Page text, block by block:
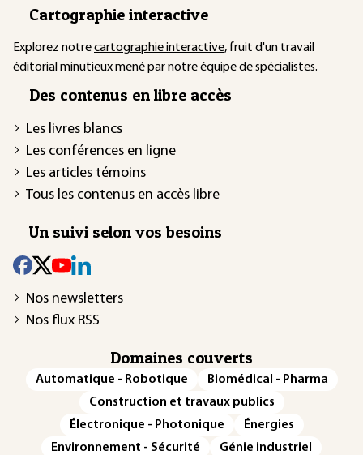
Cartographie interactive
Explorez notrecartographie interactive, fruit d'un travail
éditorial minutieux mené par notre équipe de spécialistes.
Des contenus en libre accès
Les livres blancs
Les conférences en ligne
Les articles témoins
Tous les contenus en accès libre
Un suivi selon vos besoins
Nos newsletters
Nos flux RSS
Domaines couverts
Automatique - Robotique
Biomédical - Pharma
Construction et travaux publics
Électronique - Photonique
Énergies
Environnement - Sécurité
Génie industriel